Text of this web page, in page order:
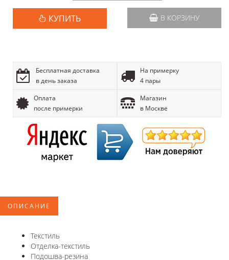
КУПИТЬ В КОРЗИНУ
Бесплатная доставка
в день заказа
На примерку
4 пары
Оплата
после примерки
Магазин
в Москве
ОПИСАНИЕ
Текстиль
Отделка-текстиль
Подошва-резина